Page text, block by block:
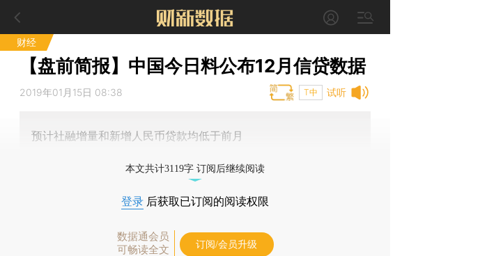
财经
【盘前简报】中国今日料公布12月信贷数据
试听
2019年01月15日 08:38 T中
预计社融增量和新增人民币贷款均低于前月
本文共计3119字 订阅后继续阅读
登录 后获取已订阅的阅读权限
数据通会员
可畅读全文
订阅/会员升级